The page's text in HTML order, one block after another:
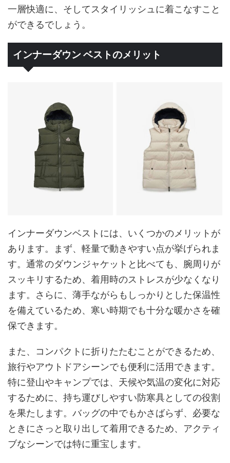
一層快適に、そしてスタイリッシュに着こなすこと
ができるでしょう。
インナーダウン ベストのメリット
インナーダウンベストには、いくつかのメリットが
あります。まず、軽量で動きやすい点が挙げられま
す。通常のダウンジャケットと比べても、腕周りが
スッキリするため、着用時のストレスが少なくなり
ます。さらに、薄手ながらもしっかりとした保温性
を備えているため、寒い時期でも十分な暖かさを確
保できます。
また、コンパクトに折りたたむことができるため、
旅行やアウトドアシーンでも便利に活用できます。
特に登山やキャンプでは、天候や気温の変化に対応
するために、持ち運びしやすい防寒具としての役割
を果たします。バッグの中でもかさばらず、必要な
ときにさっと取り出して着用できるため、アクティ
ブなシーンでは特に重宝します。